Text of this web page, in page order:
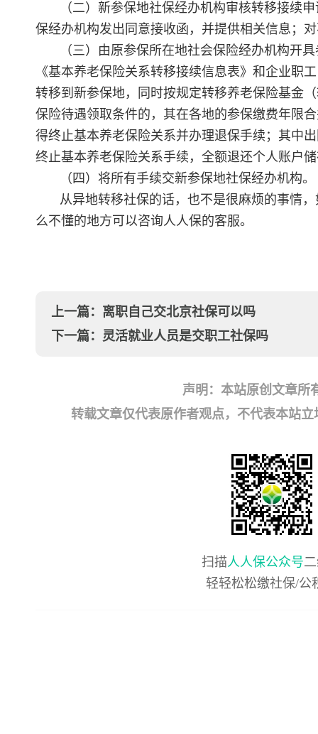
（二）新参保地社保经办机构审核转移接续
保经办机构发出同意接收函，并提供相关信息；
（三）由原参保所在地社会保险经办机构开
《基本养老保险关系转移接续信息表》和企业职
转移到新参保地，同时按规定转移养老保险基金
保险待遇领取条件的，其在各地的参保缴费年限
得终止基本养老保险关系并办理退保手续；其中
终止基本养老保险关系手续，全额退还个人账户
（四）将所有手续交新参保地社保经办机构。
从异地转移社保的话，也不是很麻烦的事情
么不懂的地方可以咨询人人保的客服。
上一篇： 离职自己交北京社保可以吗
下一篇： 灵活就业人员是交职工社保吗
声明：本站原创文章所
转载文章仅代表原作者观点，不代表本站
扫描人人保公众号
轻轻松松缴社保/公